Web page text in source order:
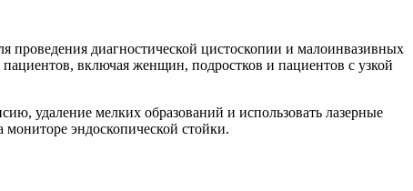
диагностической цистоскопии и малоинвазивных
включая женщин, подростков и пациентов с узкой
удаление мелких образований и использовать лазерные
мониторе эндоскопической стойки.